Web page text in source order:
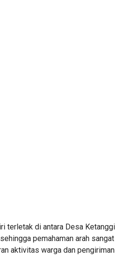
terletak di antara Desa Ketanggi
pemahaman arah sangat
aktivitas warga dan pengiriman